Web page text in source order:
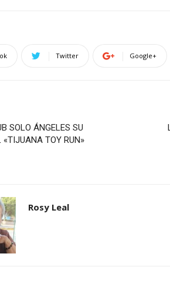
Twitter Google+
SOLO ÁNGELES SU
«TIJUANA TOY RUN»
Rosy Leal